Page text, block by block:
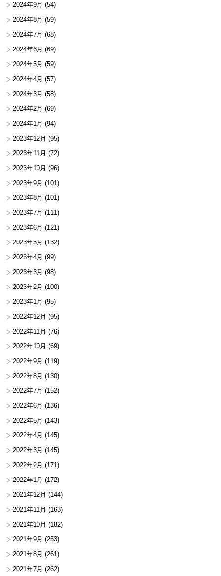
2024年9月 (54)
2024年8月 (59)
2024年7月 (68)
2024年6月 (69)
2024年5月 (59)
2024年4月 (57)
2024年3月 (58)
2024年2月 (69)
2024年1月 (94)
2023年12月 (95)
2023年11月 (72)
2023年10月 (96)
2023年9月 (101)
2023年8月 (101)
2023年7月 (111)
2023年6月 (121)
2023年5月 (132)
2023年4月 (99)
2023年3月 (98)
2023年2月 (100)
2023年1月 (95)
2022年12月 (95)
2022年11月 (76)
2022年10月 (69)
2022年9月 (119)
2022年8月 (130)
2022年7月 (152)
2022年6月 (136)
2022年5月 (143)
2022年4月 (145)
2022年3月 (145)
2022年2月 (171)
2022年1月 (172)
2021年12月 (144)
2021年11月 (163)
2021年10月 (182)
2021年9月 (253)
2021年8月 (261)
2021年7月 (262)